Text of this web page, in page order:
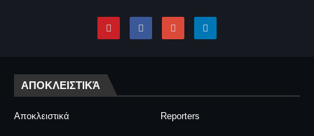
ΑΠΟΚΛΕΙΣΤΙΚΆ
Αποκλειστικά Reporters